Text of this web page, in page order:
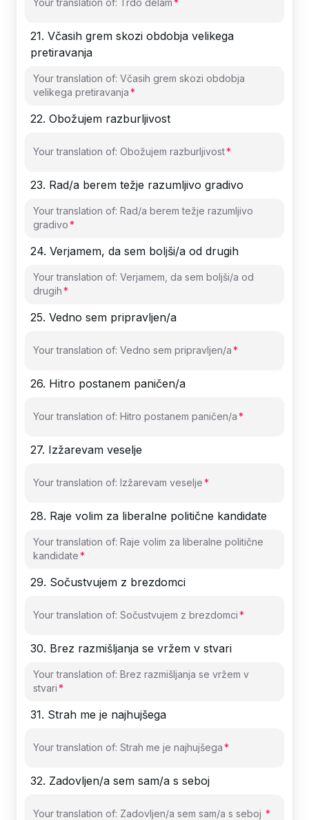
Your translation of: Trdo delam
21. Včasih grem skozi obdobja velikega
pretiravanja
Your translation of: Včasih grem skozi obdobja
velikega pretiravanja
22. Obožujem razburljivost
Your translation of: Obožujem razburljivost
23. Rad/a berem težje razumljivo gradivo
Your translation of: Rad/a berem težje razumljivo
gradivo
24. Verjamem, da sem boljši/a od drugih
Your translation of: Verjamem, da sem boljši/a od
drugih
25. Vedno sem pripravljen/a
Your translation of: Vedno sem pripravljen/a
26. Hitro postanem paničen/a
Your translation of: Hitro postanem paničen/a
27. Izžarevam veselje
Your translation of: Izžarevam veselje
28. Raje volim za liberalne politične kandidate
Your translation of: Raje volim za liberalne politične
kandidate
29. Sočustvujem z brezdomci
Your translation of: Sočustvujem z brezdomci
30. Brez razmišljanja se vržem v stvari
Your translation of: Brez razmišljanja se vržem v
stvari
31. Strah me je najhujšega
Your translation of: Strah me je najhujšega
32. Zadovljen/a sem sam/a s seboj
Your translation of: Zadovljen/a sem sam/a s seboj